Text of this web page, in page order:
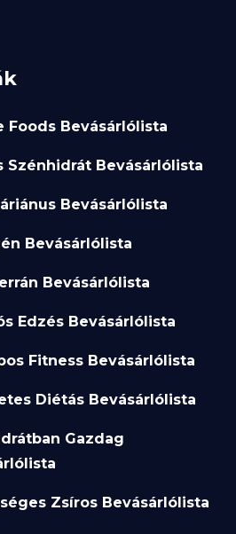
Foods Bevásárlólista
Szénhidrát Bevásárlólista
Bevásárlólista
Bevásárlólista
Bevásárlólista
Edzés Bevásárlólista
Fitness Bevásárlólista
Diétás Bevásárlólista
Gazdag
Zsíros Bevásárlólista